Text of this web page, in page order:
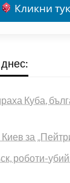
Кликни
Куба,
за
роботи-